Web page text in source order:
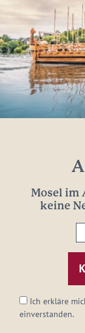
Mosel im
keine
E-
Ich erkläre
einverstanden.